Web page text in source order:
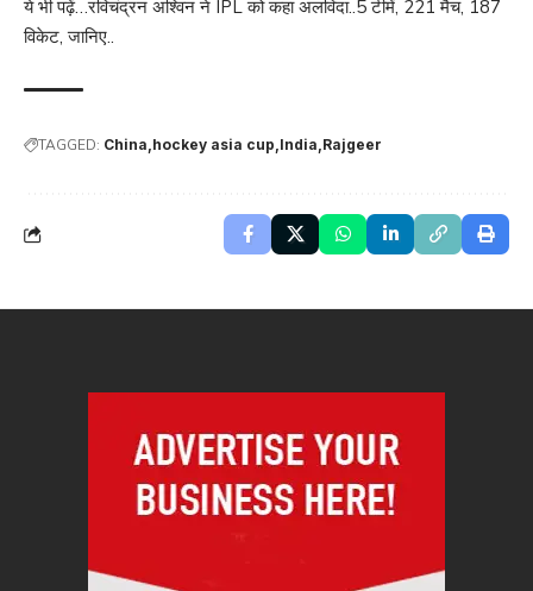
ये भी पढ़ें…रविचंद्रन अश्विन ने IPL को कहा अलविदा..5 टीमें, 221 मैच, 187
विकेट, जानिए..
TAGGED: China hockey asia cup India Rajgeer